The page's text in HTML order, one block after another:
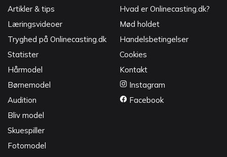
Artikler & tips
Læringsvideoer
Tryghed på Onlinecasting.dk
Statister
Hårmodel
Børnemodel
Audition
Bliv model
Skuespiller
Fotomodel
Hvad er Onlinecasting.dk?
Mød holdet
Handelsbetingelser
Cookies
Kontakt
Instagram
Facebook